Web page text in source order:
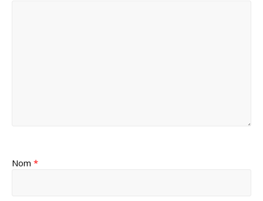
Nom *